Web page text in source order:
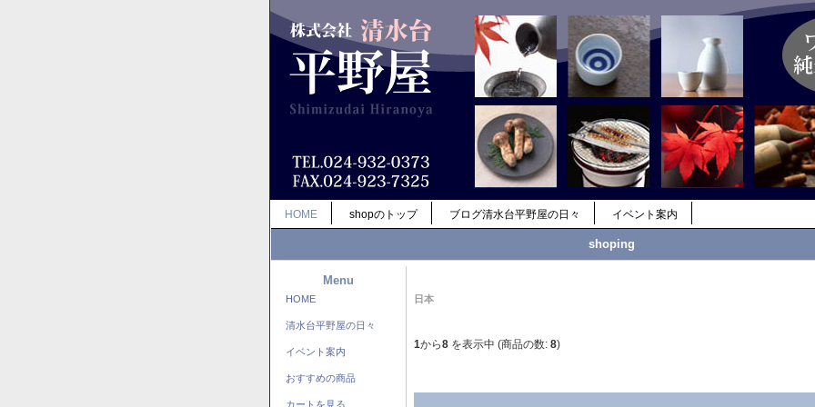
HOME shopのトップ ブログ清水台平野屋の日々 イベント案内
shoping
Menu
HOME
清水台平野屋の日々
イベント案内
おすすめの商品
カートを見る
日本
1から8 を表示中 (商品の数: 8)